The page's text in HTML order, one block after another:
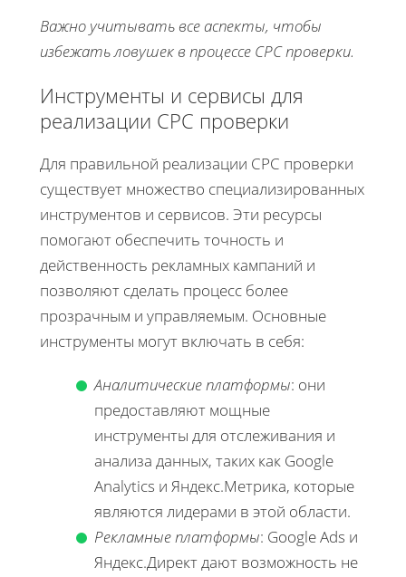
Важно учитывать все аспекты, чтобы
избежать ловушек в процессе CPC проверки.
Инструменты и сервисы для
реализации CPC проверки
Для правильной реализации CPC проверки
существует множество специализированных
инструментов и сервисов. Эти ресурсы
помогают обеспечить точность и
действенность рекламных кампаний и
позволяют сделать процесс более
прозрачным и управляемым. Основные
инструменты могут включать в себя:
Аналитические платформы: они
предоставляют мощные
инструменты для отслеживания и
анализа данных, таких как Google
Analytics и Яндекс.Метрика, которые
являются лидерами в этой области.
Рекламные платформы: Google Ads и
Яндекс.Директ дают возможность не